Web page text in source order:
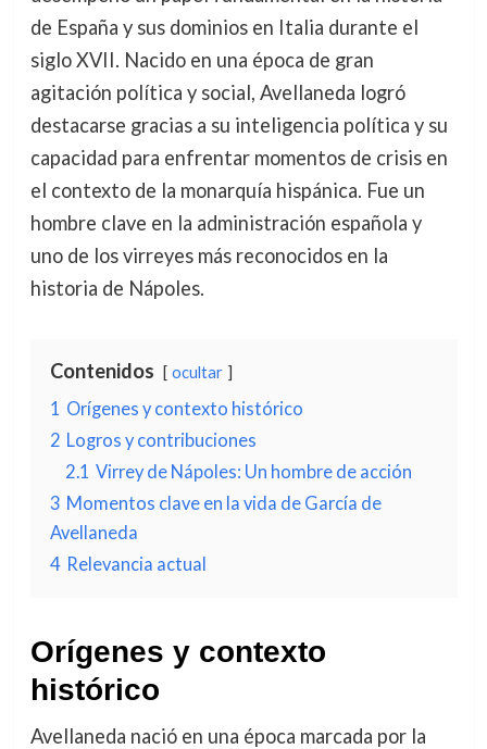
de España y sus dominios en Italia durante el
siglo XVII. Nacido en una época de gran
agitación política y social, Avellaneda logró
destacarse gracias a su inteligencia política y su
capacidad para enfrentar momentos de crisis en
el contexto de la monarquía hispánica. Fue un
hombre clave en la administración española y
uno de los virreyes más reconocidos en la
historia de Nápoles.
Contenidos ocultar
1 Orígenes y contexto histórico
2 Logros y contribuciones
2.1 Virrey de Nápoles: Un hombre de acción
3 Momentos clave en la vida de García de
Avellaneda
4 Relevancia actual
Orígenes y contexto
histórico
Avellaneda nació en una época marcada por la